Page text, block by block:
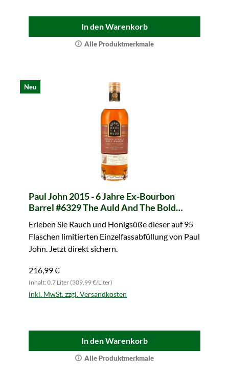
In den Warenkorb
Alle Produktmerkmale
Neu
Paul John 2015 - 6 Jahre Ex-Bourbon
Barrel #6329 The Auld And The Bold
Erleben Sie Rauch und Honigsüße dieser auf 95
Flaschen limitierten Einzelfassabfüllung von Paul
John. Jetzt direkt sichern.
216,99 €
Inhalt: 0.7 Liter (309,99 €/Liter)
inkl. MwSt. zzgl. Versandkosten
In den Warenkorb
Alle Produktmerkmale